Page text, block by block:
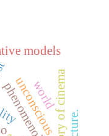
history of cinema
models
unconscious
world